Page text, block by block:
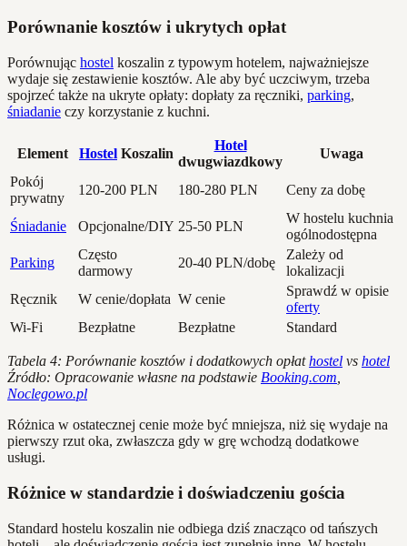
Porównanie kosztów i ukrytych opłat
Porównując hostel koszalin z typowym hotelem, najważniejsze
wydaje się zestawienie kosztów. Ale aby być uczciwym, trzeba
spojrzeć także na ukryte opłaty: dopłaty za ręczniki, parking,
śniadanie czy korzystanie z kuchni.
Element Hostel Koszalin
Hotel
dwugwiazdkowy
Uwaga
Pokój
prywatny
120-200 PLN 180-280 PLN Ceny za dobę
Śniadanie Opcjonalne/DIY 25-50 PLN
W hostelu kuchnia
ogólnodostępna
Parking
Często
darmowy
20-40 PLN/dobę
Zależy od
lokalizacji
Ręcznik
W cenie/dopłata W cenie
Sprawdź w opisie
oferty
Wi-Fi
Bezpłatne Bezpłatne Standard
Tabela 4: Porównanie kosztów i dodatkowych opłathostel vs hotel
Źródło: Opracowanie własne na podstawie Booking.com
Noclegowo.pl
Różnica w ostatecznej cenie może być mniejsza, niż się wydaje na
pierwszy rzut oka, zwłaszcza gdy w grę wchodzą dodatkowe
usługi.
Różnice w standardzie i doświadczeniu gościa
Standard hostelu koszalin nie odbiega dziś znacząco od tańszych